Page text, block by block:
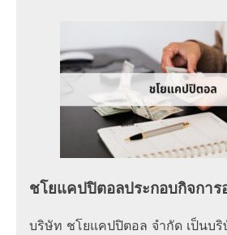
ชโยแคปปิตอลประกอบกิจการ
บริษัท ชโยแคปปิตอล จำกัด เป็นบริ